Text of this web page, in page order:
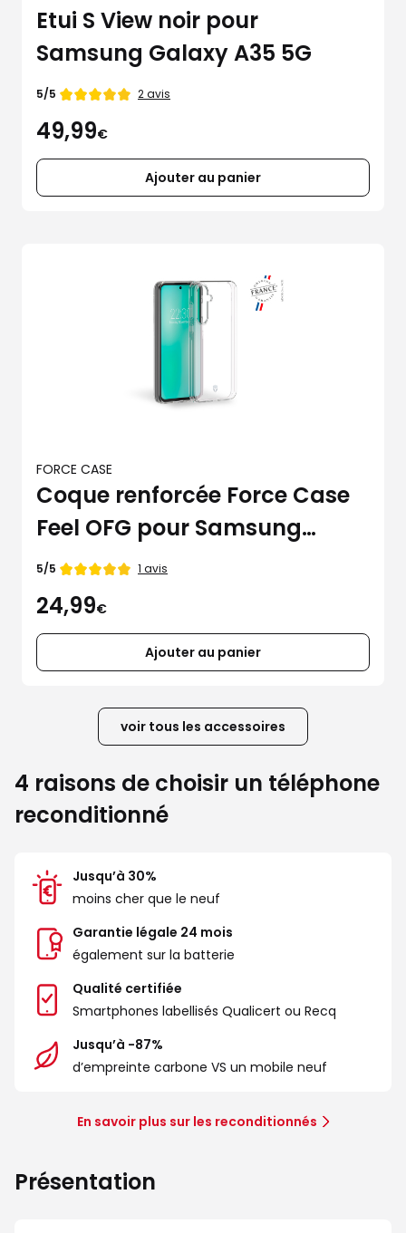
Etui S View noir pour
Samsung Galaxy A35 5G
Note
5/5 2 avis
49,99€
Ajouter au panier
FORCE CASE
Coque renforcée Force Case
Feel OFG pour Samsung
Galaxy A35 5G
Note
5/5 1 avis
24,99€
Ajouter au panier
voir tous les accessoires
4 raisons de choisir un téléphone
reconditionné
Jusqu’à 30%
moins cher que le neuf
Garantie légale 24 mois
également sur la batterie
Qualité certifiée
Smartphones labellisés Qualicert ou Recq
Jusqu’à -87%
d’empreinte carbone VS un mobile neuf
En savoir plus sur les reconditionnés
Présentation